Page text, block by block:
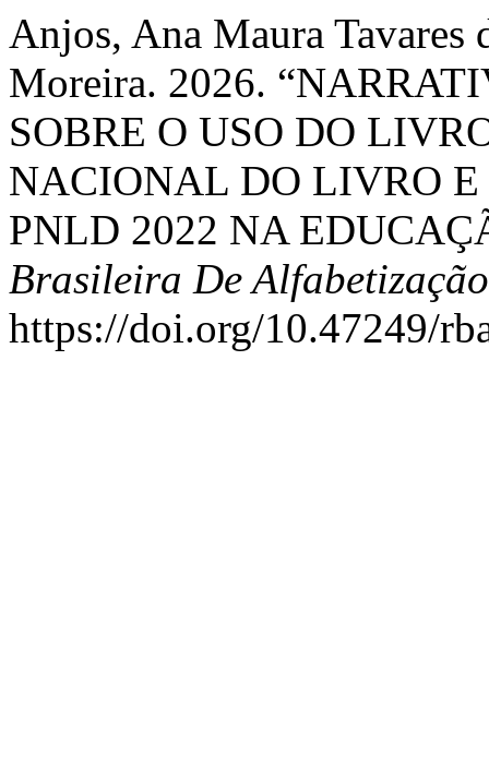
Anjos, Ana Maura Tavares
Moreira. 2026.
SOBRE O USO DO
NACIONAL DO LIVRO
PNLD 2022 NA
Brasileira De Alfabetização
https://doi.org/10.47249/